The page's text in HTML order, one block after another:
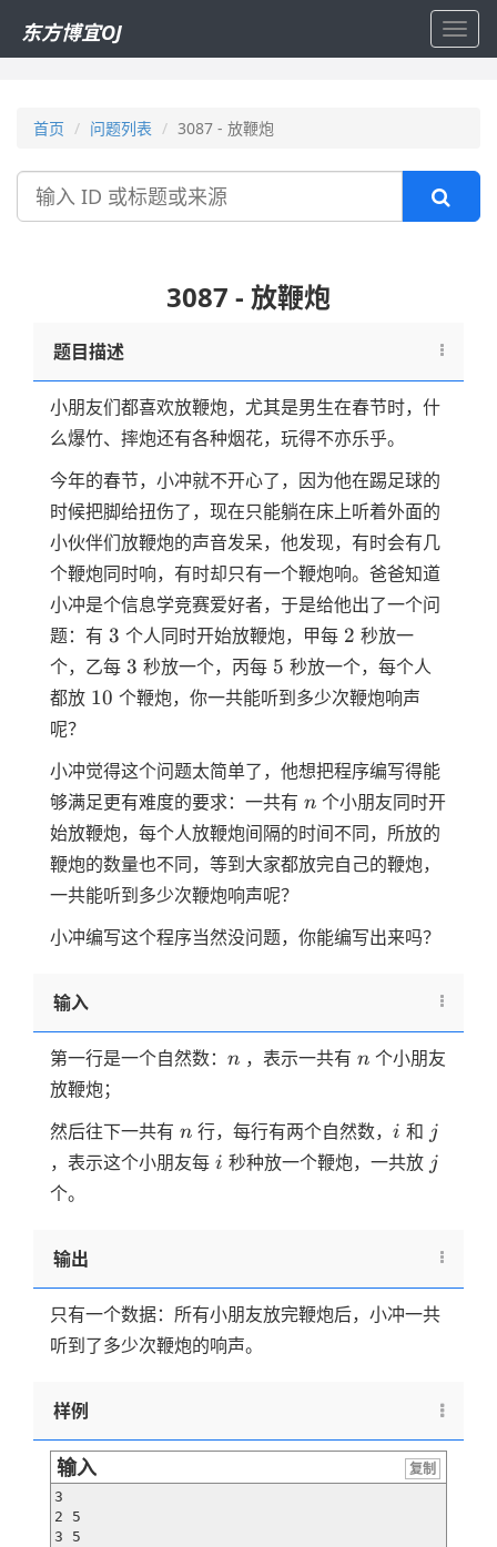
东方博宜OJ
首页 问题列表 3087 - 放鞭炮
搜
3087 - 放鞭炮
题目描述
小朋友们都喜欢放鞭炮，尤其是男生在春节时，什
么爆竹、摔炮还有各种烟花，玩得不亦乐乎。
今年的春节，小冲就不开心了，因为他在踢足球的
时候把脚给扭伤了，现在只能躺在床上听着外面的
小伙伴们放鞭炮的声音发呆，他发现，有时会有几
个鞭炮同时响，有时却只有一个鞭炮响。爸爸知道
小冲是个信息学竞赛爱好者，于是给他出了一个问
题：有 3
3 个人同时开始放鞭炮，甲每 2
2 秒放一
个，乙每 3
3 秒放一个，丙每 5
5 秒放一个，每个人
都放 10
10 个鞭炮，你一共能听到多少次鞭炮响声
呢？
小冲觉得这个问题太简单了，他想把程序编写得能
够满足更有难度的要求：一共有 n
n 个小朋友同时开
始放鞭炮，每个人放鞭炮间隔的时间不同，所放的
鞭炮的数量也不同，等到大家都放完自己的鞭炮，
一共能听到多少次鞭炮响声呢？
小冲编写这个程序当然没问题，你能编写出来吗？
输入
第一行是一个自然数： n
n ，表示一共有 n
n 个小朋友
放鞭炮；
然后往下一共有 n
n 行，每行有两个自然数， i
i 和 jj
，表示这个小朋友每 i
i 秒种放一个鞭炮，一共放 jj
个。
输出
只有一个数据：所有小朋友放完鞭炮后，小冲一共
听到了多少次鞭炮的响声。
样例
输入
复制
3
2 5
3 5